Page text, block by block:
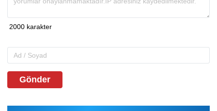
Gönder